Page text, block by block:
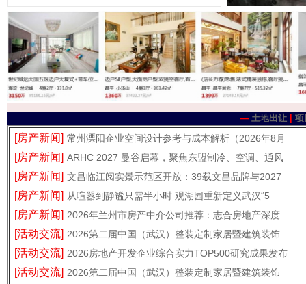
— 土地出让 项
[房产新闻] 常州溧阳企业空间设计参考与成本解析（2026年8月
[房产新闻] ARHC 2027 曼谷启幕，聚焦东盟制冷、空调、通风
[房产新闻] 文昌临江阅实景示范区开放：39载文昌品牌与2027
[房产新闻] 从喧嚣到静谧只需半小时 观湖园重新定义武汉“5
[房产新闻] 2026年兰州市房产中介公司推荐：志合房地产深度
[活动交流] 2026第二届中国（武汉）整装定制家居暨建筑装饰
[活动交流] 2026房地产开发企业综合实力TOP500研究成果发布
[活动交流] 2026第二届中国（武汉）整装定制家居暨建筑装饰